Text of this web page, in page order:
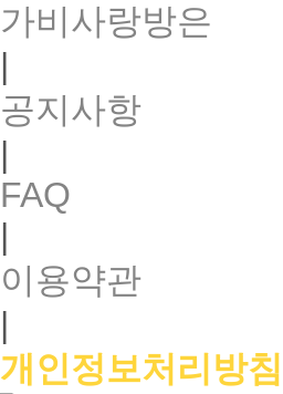
가비사랑방은
|
공지사항
|
FAQ
|
이용약관
|
개인정보처리방침